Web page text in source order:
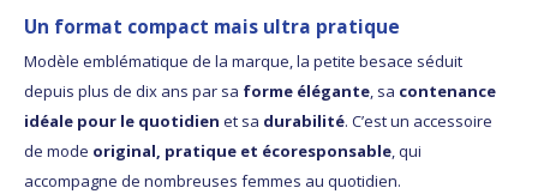
Un format compact mais ultra pratique
Modèle emblématique de la marque, la petite besace séduit
depuis plus de dix ans par sa forme élégante, sa contenance
idéale pour le quotidien et sa durabilité. C’est un accessoire
de mode original, pratique et écoresponsable, qui
accompagne de nombreuses femmes au quotidien.